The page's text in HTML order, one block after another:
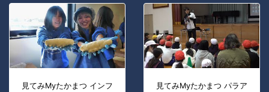
見てみMyたかまつ インフ
見てみMyたかまつ パラア